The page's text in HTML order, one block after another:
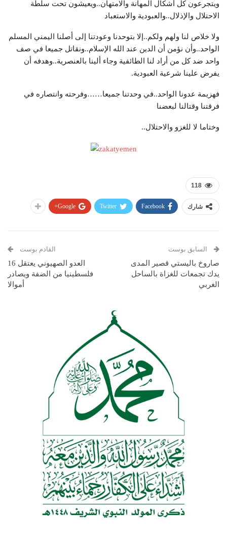
ويتجرعون كل أشكال المهانة والامتهان..ويعيشون تحت سلطة
الاحتلال والإذلال..والعبودية والاستعباد
ولا خلاص لنا ولهم ولكم..إلا بتوحدنا وعودتنا إلى أصلنا اليمني المسلم
الواحد..وأن نؤمن أن الدين عند الله الإسلام..ونقاتل جميعا في صف
واحد ضد كل من أراد لنا الطائفية وجاء ألينا بالعنصرية..وهدفه أن
يفرض علينا شرعية العبودية.
فهزيمة عدونا الواحد..في وحدتنا جميعا……وفرحته وانتصاره في
فرقتنا وقتالنا لبعضنا
وختاما لا للغزو والاحتلال..
118
شارك Facebook
Twitter
Google+
السابق بوست
صاروخ باليستي قصير المدى
يدك تجمعات للغزاة بالساحل
الغربي
القادم بوست
العدو الصهيوني يعتقل 16
فلسطينيا من الضفة ويصادر
أموالا